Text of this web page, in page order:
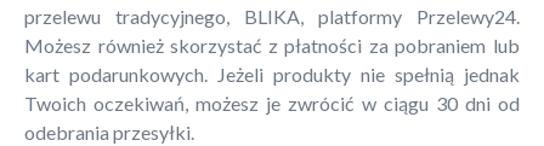
przelewu tradycyjnego, BLIKA, platformy Przelewy24.
Możesz również skorzystać z płatności za pobraniem lub
kart podarunkowych. Jeżeli produkty nie spełnią jednak
Twoich oczekiwań, możesz je zwrócić w ciągu 30 dni od
odebrania przesyłki.